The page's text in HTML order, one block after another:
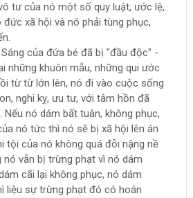
tư của nó một số quy luật, ước lệ,
xã hội và nó phải tùng phục,
của đứa bé đã bị "đầu độc" -
những khuôn mẫu, những qui ước
từ từ lớn lên, nó đi vào cuộc sống
nghi kỵ, ưu tư, với tâm hồn đã
nó dám bất tuân, không phục,
nó tức thì nó sẽ bị xã hội lên án
tội của nó không quá đỗi nặng nề
vẫn bị trừng phạt vì nó dám
cãi lại không phục, nó dám
liệu sự trừng phạt đó có hoán